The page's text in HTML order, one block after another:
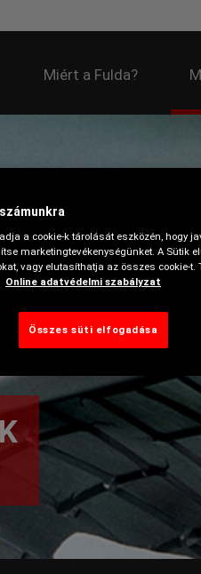
Miért a Fulda?
a cookie-k tárolását eszközén, hogy
marketingtevékenységünket. A Sütik
vagy elutasíthatja az összes cookie-t.
Online adatvédelmi szabályzat
Összes süti elfogadása